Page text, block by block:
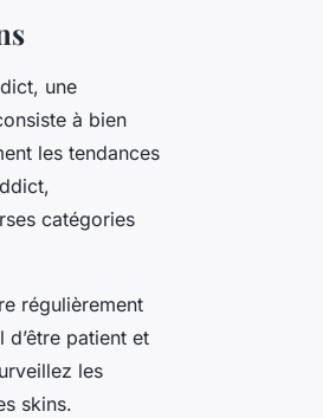
une
à bien
les tendances
catégories
régulièrement
patient et
les
skins.